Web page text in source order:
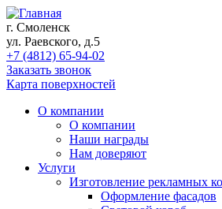
г. Смоленск
ул. Раевского, д.5
+7 (4812) 65-94-02
Заказать звонок
Карта поверхностей
О компании
О компании
Наши награды
Нам доверяют
Услуги
Изготовление рекламных
Оформление фасадов